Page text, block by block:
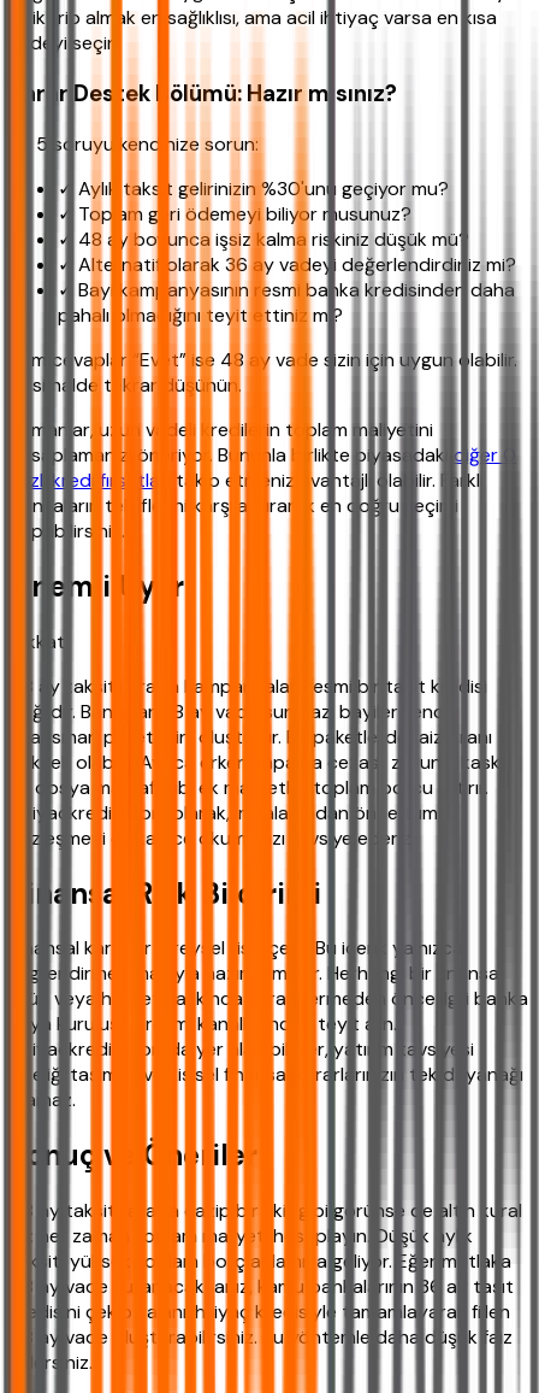
biriktirip almak en sağlıklısı, ama acil ihtiyaç varsa en kısa
vadeyi seçin.
Karar Destek Bölümü: Hazır mısınız?
Bu 5 soruyu kendinize sorun:
✓ Aylık taksit gelirinizin %30'unu geçiyor mu?
✓ Toplam geri ödemeyi biliyor musunuz?
✓ 48 ay boyunca işsiz kalma riskiniz düşük mü?
✓ Alternatif olarak 36 ay vadeyi değerlendirdiniz mi?
✓ Bayi kampanyasının resmi banka kredisinden daha
pahalı olmadığını teyit ettiniz mi?
Tüm cevaplar “Evet” ise 48 ay vade sizin için uygun olabilir.
Aksi halde tekrar düşünün.
Uzmanlar, uzun vadeli kredilerin toplam maliyetini
hesaplamanızı öneriyor. Bununla birlikte piyasadaki diğer 0
faizli kredi fırsatları
takip etmeniz avantajlı olabilir. Farklı
bankaların tekliflerini karşılaştırarak en doğru seçimi
yapabilirsiniz.
Önemli Uyarı
Dikkat!
48 ay taksitli araba kampanyaları resmi bir taşıt kredisi
değildir. Bankalar 48 ay vade sunmaz; bayiler kendi
finansman paketlerini oluşturur. Bu paketlerde faiz oranı
yüksek olabilir. Ayrıca erken kapama cezası, zorunlu kasko
ve dosya masrafı gibi ek maliyetler toplam borcu artırır.
ihtiyackredisi.com olarak, imzalamadan önce tüm
sözleşmeyi dikkatlice okumanızı tavsiye ederiz.
Finansal Risk Bildirimi
Finansal kararlar bireysel risk içerir. Bu içerik yalnızca
bilgilendirme amacıyla hazırlanmıştır. Herhangi bir finansal
ürün veya hizmet hakkında karar vermeden önce ilgili banka
veya kuruluşun resmi kanallarından teyit alın.
ihtiyackredisi.com'da yer alan bilgiler, yatırım tavsiyesi
niteliği taşımaz ve kişisel finansal kararlarınızın tek dayanağı
olamaz.
Sonuç ve Öneriler
48 ay taksitli araba cazip bir fikir gibi görünse de altın kural
şu: her zaman toplam maliyeti hesaplayın. Düşük aylık
taksit, yüksek toplam borç anlamına geliyor. Eğer mutlaka
48 ay vade kullanacaksanız, kamu bankalarının 36 ay taşıt
kredisini çekip kalanı ihtiyaç kredisiyle tamamlayarak fiilen
48 ay vade oluşturabilirsiniz. Bu yöntemle daha düşük faiz
ödersiniz.